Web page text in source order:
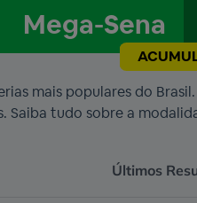
Mega-Sena
mais populares do
Saiba tudo sobre a
Últimos